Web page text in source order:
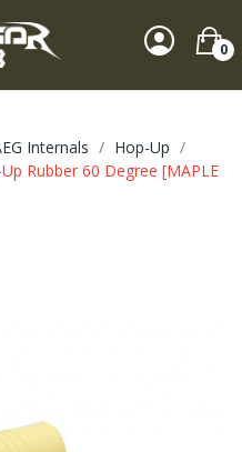
0
Internals
Hop-Up
Rubber 60 Degree [MAPLE